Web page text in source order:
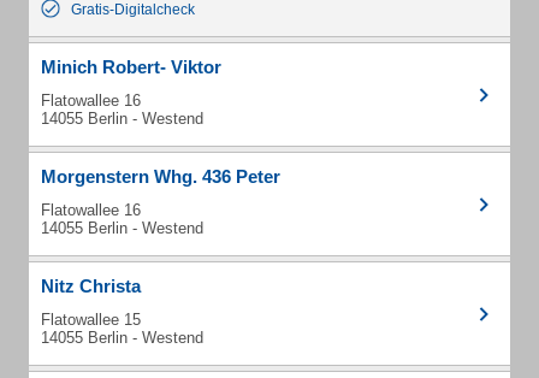
Gratis-Digitalcheck
Minich Robert- Viktor
Flatowallee 16
14055 Berlin - Westend
Morgenstern Whg. 436 Peter
Flatowallee 16
14055 Berlin - Westend
Nitz Christa
Flatowallee 15
14055 Berlin - Westend